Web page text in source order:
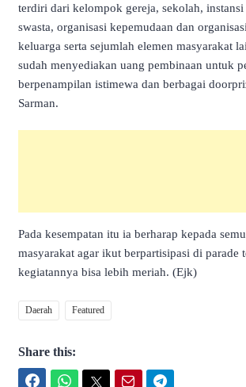
terdiri dari kelompok gereja, sekolah, instansi
swasta, organisasi kepemudaan dan
keluarga serta sejumlah elemen masyarakat
sudah menyediakan uang pembinaan untuk
berpenampilan istimewa dan berbagai
Sarman.
Pada kesempatan itu ia berharap kepada
masyarakat agar ikut berpartisipasi di parade
kegiatannya bisa lebih meriah. (Ejk)
Daerah Featured
Share this: